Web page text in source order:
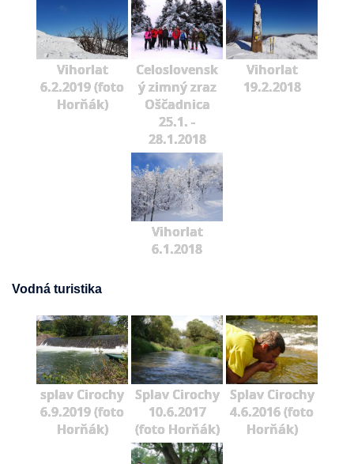
Vihorlat
6.2.2019 (foto
Horňák)
Celoslovensk
ý zimný zraz
Oščadnica
25.1. -
28.1.2018
Vihorlat
19.2.2018
Vihorlat
6.1.2018
Vodná turistika
splav Cirochy
6.9.2019 (foto
Horňák)
Splav Cirochy
10.6.2017
(foto Horňák)
Splav Cirochy
4.6.2016 (foto
Horňák)